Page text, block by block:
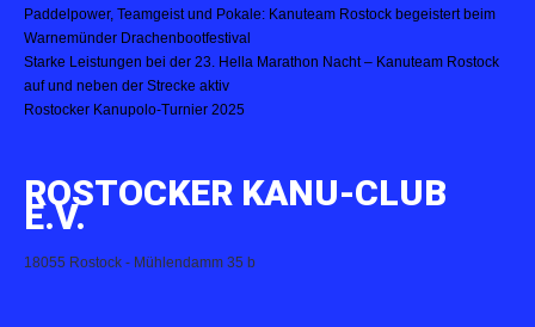
Paddelpower, Teamgeist und Pokale: Kanuteam Rostock begeistert beim
Warnemünder Drachenbootfestival
Starke Leistungen bei der 23. Hella Marathon Nacht – Kanuteam Rostock
auf und neben der Strecke aktiv
Rostocker Kanupolo-Turnier 2025
ROSTOCKER KANU-CLUB
E.V.
18055 Rostock - Mühlendamm 35 b